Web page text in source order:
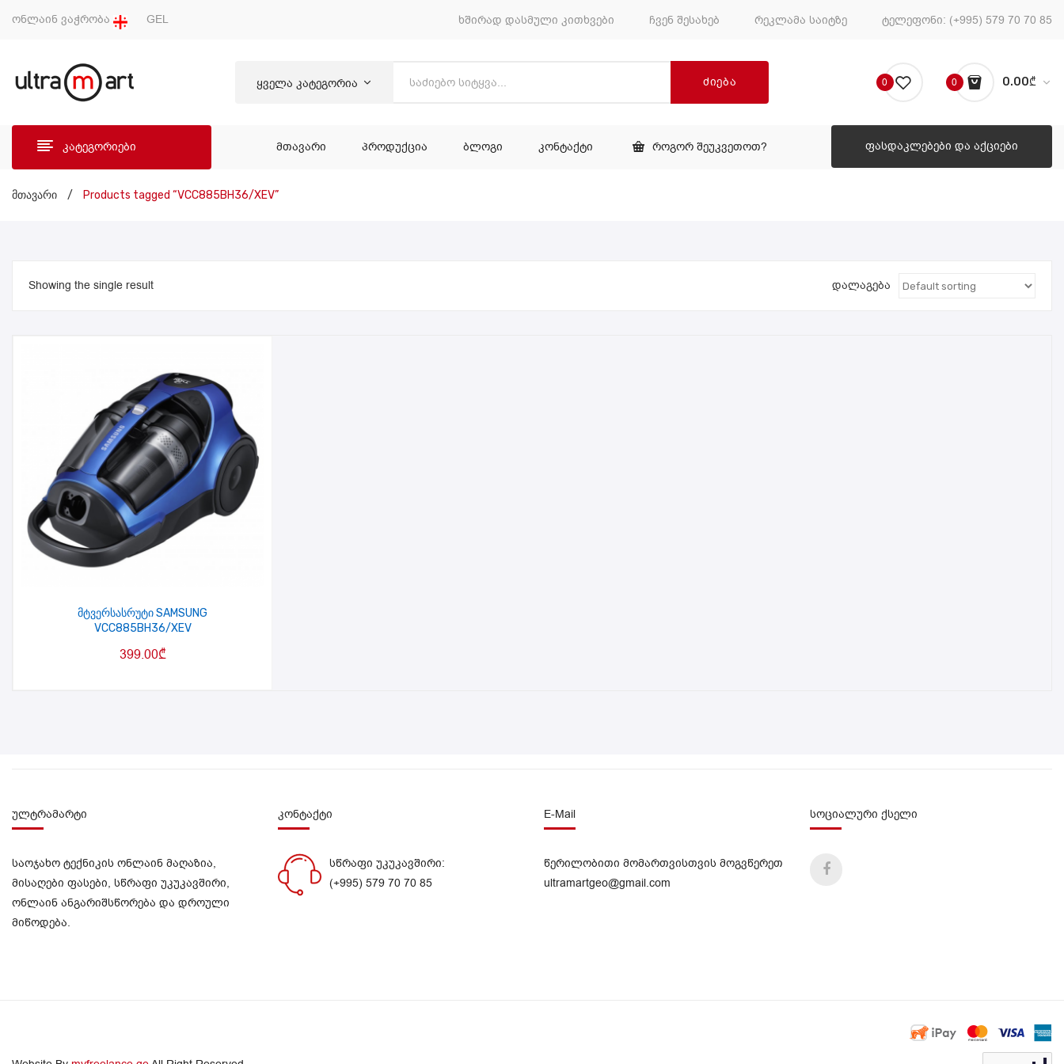
ონლაინ ვაჭრობა GEL ხშირად დასმული კითხვები ჩვენ შესახებ რეკლამა საიტზე ტელეფონი: (+995) 579 70 70 85
ყველა კატეგორია ძიება 0 0 0.00₾
No products in the cart.
კატეგორიები
ᲛᲗᲐᲕᲐᲠᲘ ᲞᲠᲝᲓᲣᲥᲪᲘᲐ ᲑᲚᲝᲒᲘ ᲙᲝᲜᲢᲐᲥᲢᲘ ᲠᲝᲒᲝᲠ ᲨᲔᲣᲙᲕᲔᲗᲝᲗ? ფასდაკლებები და აქციები
მთავარი / Products tagged “VCC885BH36/XEV”
Showing the single result დალაგება
მტვერსასრუტი SAMSUNG
VCC885BH36/XEV
399.00₾
ულტრამარტი
საოჯახო ტექნიკის ონლაინ მაღაზია,
მისაღები ფასები, სწრაფი უკუკავშირი,
ონლაინ ანგარიშსწორება და დროული
მიწოდება.
კონტაქტი
სწრაფი უკუკავშირი:
(+995) 579 70 70 85
E-Mail
წერილობითი მომართვისთვის მოგვწერეთ
ultramartgeo@gmail.com
სოციალური ქსელი